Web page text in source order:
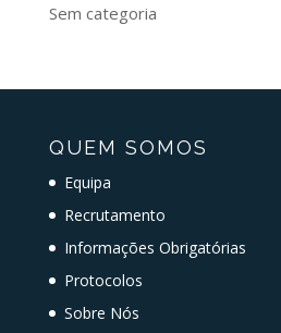
Sem categoria
QUEM SOMOS
Equipa
Recrutamento
Informações Obrigatórias
Protocolos
Sobre Nós